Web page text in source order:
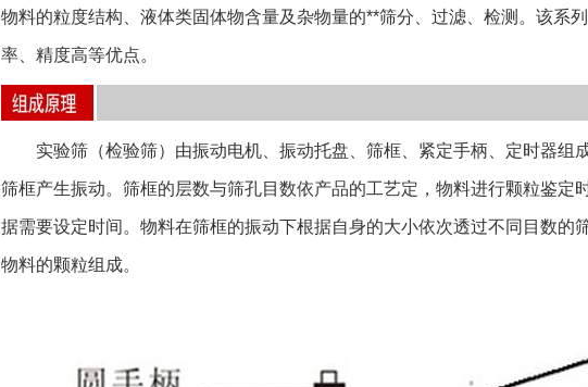
化硼）磨料
一规格网孔
米（20微米
筛筛网材质
筛面光滑耐
形。 4、
物料的粒度结构、液体类固体物含量及杂物量的**筛分、过滤、检测。该系
率、精度高等优点。
实验筛（检验筛）由振动电机、振动托盘、筛框、紧定手柄、定时器组
筛框产生振动。筛框的层数与筛孔目数依产品的工艺定，物料进行颗粒鉴定
据需要设定时间。物料在筛框的振动下根据自身的大小依次透过不同目数的
物料的颗粒组成。